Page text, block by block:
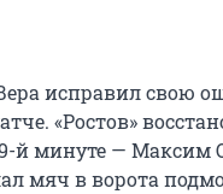
исправил свою
«Ростов»
й минуте — Максим
мяч в ворота